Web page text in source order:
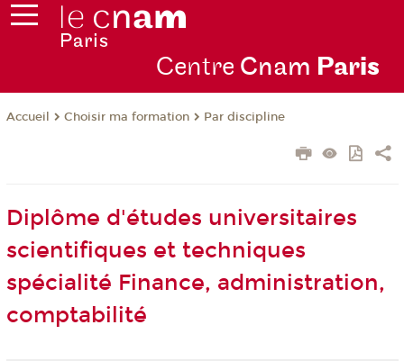
Centre Cnam Paris
Accueil Choisir ma formation Par discipline
Diplôme d'études universitaires
scientifiques et techniques
spécialité Finance, administration,
comptabilité